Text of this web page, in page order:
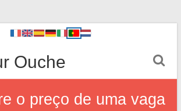
Ouche
o preço de uma vaga